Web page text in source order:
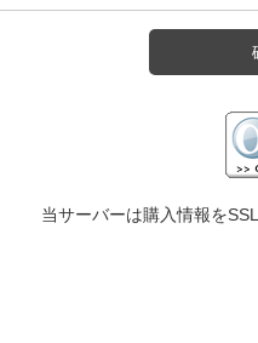
当サーバーは購入情報を